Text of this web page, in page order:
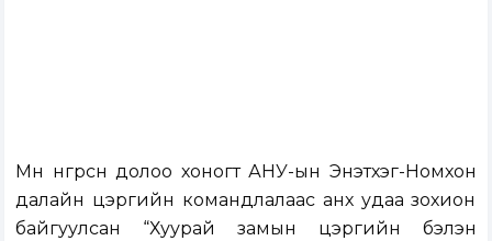
Мөн өнгөрсөн долоо хоногт АНУ-ын Энэтхэг-Номхон
далайн цэргийн командлалаас анх удаа зохион
байгуулсан “Хуурай замын цэргийн бэлэн